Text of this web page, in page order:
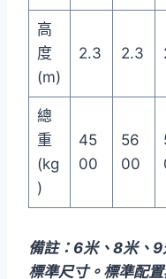
高
度
(m)
2.3 2.3
總
重
(kg
)
45
00
56
00
備註：6米、8米、
標準尺寸。標準配